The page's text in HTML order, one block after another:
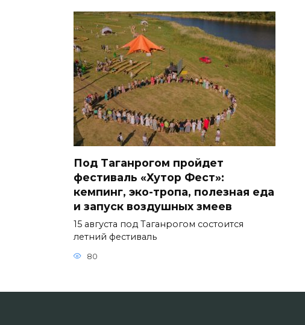
Под Таганрогом пройдет
фестиваль «Хутор Фест»:
кемпинг, эко-тропа, полезная еда
и запуск воздушных змеев
15 августа под Таганрогом состоится
летний фестиваль
80